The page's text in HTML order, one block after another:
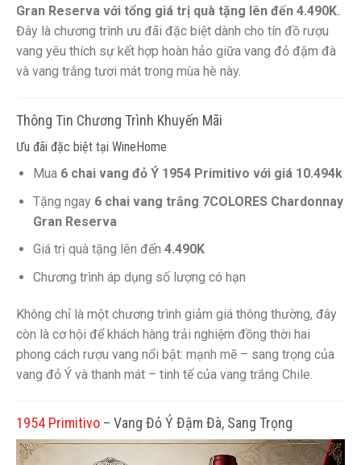
Gran Reserva với tổng giá trị quà tặng lên đến 4.490K.
Đây là chương trình ưu đãi đặc biệt dành cho tín đồ rượu
vang yêu thích sự kết hợp hoàn hảo giữa vang đỏ đậm đà
và vang trắng tươi mát trong mùa hè này.
Thông Tin Chương Trình Khuyến Mãi
Ưu đãi đặc biệt tại WineHome
Mua 6 chai vang đỏ Ý 1954 Primitivo với giá 10.494k
Tặng ngay 6 chai vang trắng 7COLORES Chardonnay
Gran Reserva
Giá trị quà tặng lên đến 4.490K
Chương trình áp dụng số lượng có hạn
Không chỉ là một chương trình giảm giá thông thường, đây
còn là cơ hội để khách hàng trải nghiệm đồng thời hai
phong cách rượu vang nổi bật: mạnh mẽ – sang trọng của
vang đỏ Ý và thanh mát – tinh tế của vang trắng Chile.
1954 Primitivo – Vang Đỏ Ý Đậm Đà, Sang Trọng